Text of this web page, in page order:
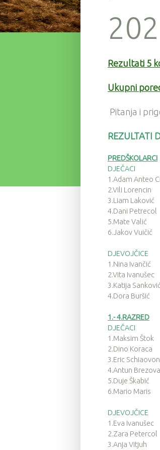
Rezultati 5
Ukupni
Pitanja i
REZULTATI
PREDŠKOLARCI
DJEČACI
1.Adam Anteo
2.Vili Lorencin
3.Liam Laković
4.Dani Petrecol
5.Mate Valić
6.Jakov Vuičić
DJEVOJČICE
1.Nina Ivančić
2.Vita Ivanušec
3.Katija Sanković
4.Dora Buršić
1.- 4.RAZRED
DJEČACI
1.Maksim Štok
2.Dino Koraca
3.Eric Schiaovon
4.Antun
5.Duje Škabić
6.Mario Maris
DJEVOJČICE
1.Eva Ivanušec
2.Zara Petercol
3.Anja Vitjuh